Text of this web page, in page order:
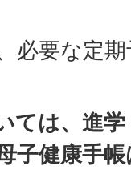
必要な定
ては、進
子健康手